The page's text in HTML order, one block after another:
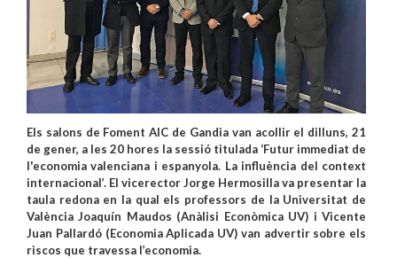
Els salons de Foment AIC de Gandia van acollir el dilluns, 21
de gener, a les 20 hores la sessió titulada ‘Futur immediat de
l'economia valenciana i espanyola. La influència del context
internacional’. El vicerector Jorge Hermosilla va presentar la
taula redona en la qual els professors de la Universitat de
València Joaquín Maudos (Anàlisi Econòmica UV) i Vicente
Juan Pallardó (Economia Aplicada UV) van advertir sobre els
riscos que travessa l’economia.